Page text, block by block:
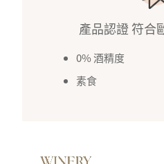
產品認證 符合
0% 酒精度
素食